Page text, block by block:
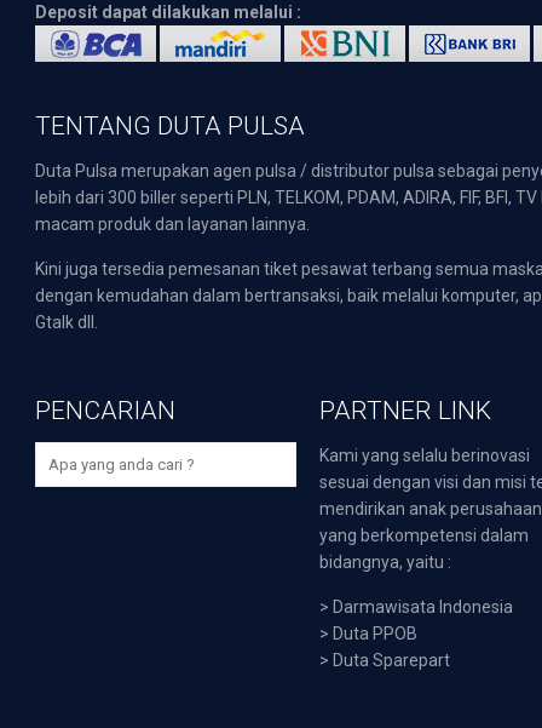
Deposit dapat dilakukan melalui :
TENTANG DUTA PULSA
Duta Pulsa merupakan agen pulsa / distributor pulsa sebagai
lebih dari 300 biller seperti PLN, TELKOM, PDAM, ADIRA, FIF,
macam produk dan layanan lainnya.
Kini juga tersedia pemesanan tiket pesawat terbang semua
dengan kemudahan dalam bertransaksi, baik melalui komputer,
Gtalk dll.
PENCARIAN PARTNER LINK
Kami yang selalu berinovasi
sesuai dengan visi dan misi
mendirikan anak perusahaan
yang berkompetensi dalam
bidangnya, yaitu :
> Darmawisata Indonesia
> Duta PPOB
> Duta Sparepart